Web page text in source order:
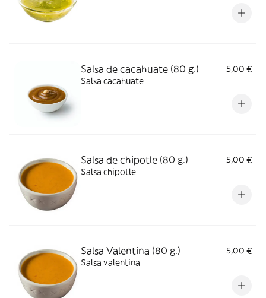
Salsa de cacahuate (80 g.)
5,00 €
Salsa cacahuate
Salsa de chipotle (80 g.)
5,00 €
Salsa chipotle
Salsa Valentina (80 g.)
5,00 €
Salsa valentina